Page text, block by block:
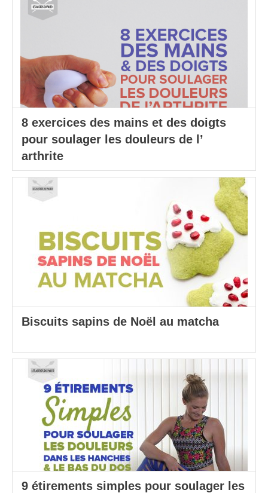
8 exercices des mains et des doigts
pour soulager les douleurs de l’
arthrite
Biscuits sapins de Noël au matcha
9 étirements simples pour soulager les